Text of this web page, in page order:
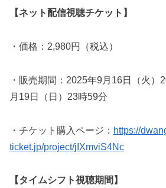
【ネット配信視聴チケット】
・価格：2,980円（税込）
・販売期間：2025年9月16日（火）
月19日（日）23時59分
・チケット購入ページ： https://
ticket.jp/project/jIXmviS4Nc
【タイムシフト視聴期間】